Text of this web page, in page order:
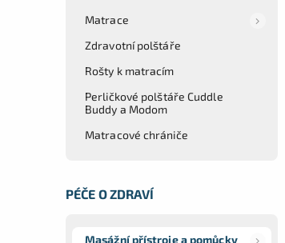
Matrace
Zdravotní polštáře
Rošty k matracím
Perličkové polštáře Cuddle
Buddy a Modom
Matracové chrániče
PÉČE O ZDRAVÍ
Masážní přístroje a pomůcky